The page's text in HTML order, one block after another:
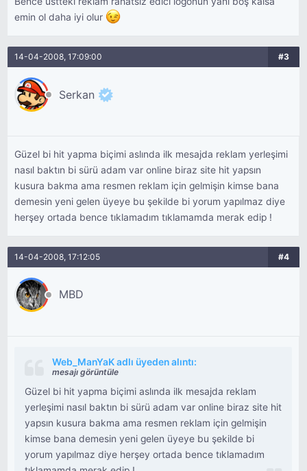
emin ol daha iyi olur
14-04-2008, 17:09:00 #3
Serkan
Güzel bi hit yapma biçimi aslında ilk mesajda reklam yerleşimi
nasıl baktın bi sürü adam var online biraz site hit yapsın
kusura bakma ama resmen reklam için gelmişin kimse bana
demesin yeni gelen üyeye bu şekilde bi yorum yapılmaz diye
herşey ortada bence tıklamadım tıklamamda merak edip !
14-04-2008, 17:12:05 #4
MBD
Web_ManYaK adlı üyeden alıntı:
mesajı görüntüle
Güzel bi hit yapma biçimi aslında ilk mesajda reklam
yerleşimi nasıl baktın bi sürü adam var online biraz site hit
yapsın kusura bakma ama resmen reklam için gelmişin
kimse bana demesin yeni gelen üyeye bu şekilde bi
yorum yapılmaz diye herşey ortada bence tıklamadım